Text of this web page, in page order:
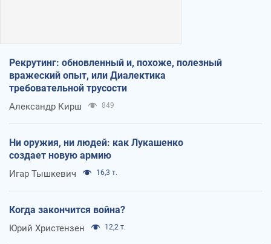
Рекрутинг: обновленный и, похоже, полезный
вражеский опыт, или Диалектика
требовательной трусости
Александр Кирш 849
Ни оружия, ни людей: как Лукашенко
создает новую армию
Игар Тышкевич 16,3 т.
Когда закончится война?
Юрий Христензен 12,2 т.